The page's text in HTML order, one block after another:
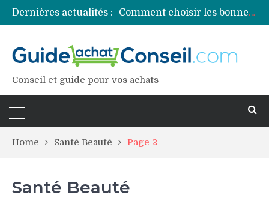
Dernières actualités :
Comment choisir les bonnes couleurs pour un projet tie and dye ?
Comment préparer sa piscine pour une période prolongée d’inutilisation ?
Conseil et guide pour vos achats
Home Santé Beauté Page 2
Santé Beauté